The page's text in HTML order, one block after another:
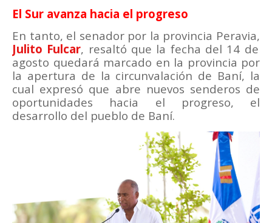
El Sur avanza hacia el progreso
En tanto, el senador por la provincia Peravia,
Julito Fulcar, resaltó que la fecha del 14 de
agosto quedará marcado en la provincia por
la apertura de la circunvalación de Baní, la
cual expresó que abre nuevos senderos de
oportunidades hacia el progreso, el
desarrollo del pueblo de Baní.